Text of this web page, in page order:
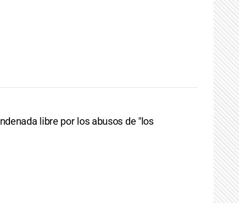
libre por los abusos de "los